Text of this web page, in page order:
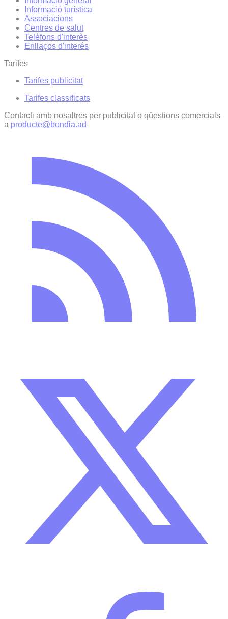
Informació turística
Associacions
Centres de salut
Telèfons d'interès
Enllaços d'interés
Tarifes
Tarifes publicitat
Tarifes classificats
Contacti amb nosaltres per publicitat o qüestions comercials
a producte@bondia.ad